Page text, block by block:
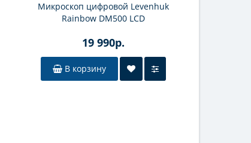
Микроскоп цифровой Levenhuk
Rainbow DM500 LCD
19 990р.
В корзину